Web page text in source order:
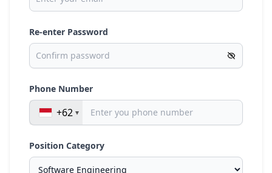
Re-enter Password
Phone Number
+62
Position Category